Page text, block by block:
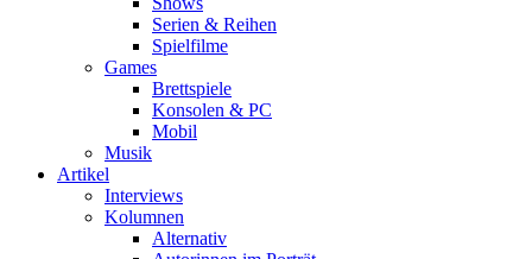
Serien & Reihen
Spielfilme
Games
Brettspiele
Konsolen & PC
Mobil
Musik
Artikel
Interviews
Kolumnen
Alternativ